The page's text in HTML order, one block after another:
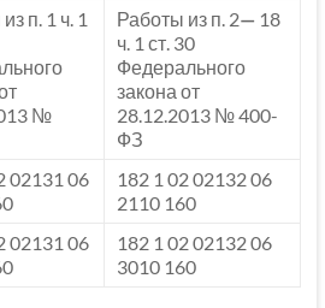
п. 1 ч. 1
№
Работы из п. 2— 18
ч. 1 ст. 30
Федерального
закона от
28.12.2013 № 400-
ФЗ
02131 06
182 1 02 02132 06
2110 160
02131 06
182 1 02 02132 06
3010 160